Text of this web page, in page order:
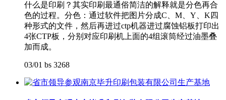
什么是印刷？其实印刷最通俗简洁的解释就是分色再合
色的过程。分色：通过软件把图片分成C、M、Y、K四
种形式的文件，然后再进过ctp机器进过腐蚀铝板打印出
4张CTP板，分别对应印刷机上面的4组滚筒经过油墨叠
加而成。
03/01 bs 3268